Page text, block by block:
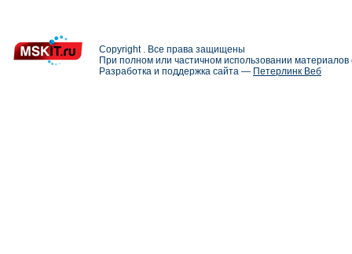
Copyright . Все права защищены
При полном или частичном использовании
Разработка и поддержка сайта — Петерлинк Веб